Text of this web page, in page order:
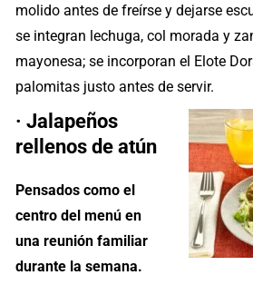
molido antes de freírse y dejarse
se integran lechuga, col morada y
mayonesa; se incorporan el Elote
palomitas justo antes de servir.
· Jalapeños
rellenos de atún
Pensados como el
centro del menú en
una reunión familiar
durante la semana.